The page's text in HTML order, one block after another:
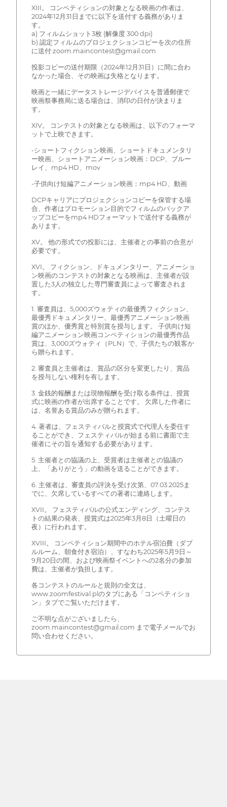
XIII。 コンペティションの対象となる映画の作者は、
2024年12月31日までに以下を送付する義務がありま
す。
a) フィルムショット3枚 (解像度 300 dpi)
b) 認定フィルムのプロジェクションコピーを次の住所
に送付:zoom.maincontest@gmail.com
投影コピーの送付期限（2024年12月31日）に間に合わ
なかった場合、その映画は失格となります。
映画と一緒にデータストレージデバイスを普通郵便で
映画祭事務局に送る場合は、消印の日付が決まりま
す。
XIV。 コンテストの対象となる映画は、以下のフォーマ
ットで上映できます。
-ショートフィクション映画、ショートドキュメンタリ
ー映画、ショートアニメーション映画：DCP、ブルー
レイ、mp4 HD、mov
-子供向け短編アニメーション映画：mp4 HD、動画
DCPキャリアにプロジェクションコピーを保管する場
合、作者はプロモーション目的でフィルムのバックア
ップコピーをmp4 HDフォーマットで送付する義務が
あります。
XV。 他の形式での投影には、主催者との事前の合意が
必要です。
XVI。 フィクション、ドキュメンタリー、アニメーショ
ン映画のコンテストの対象となる映画は、主催者が設
置した3人の独立した専門審査員によって審査されま
す。
1. 審査員は、5,000ズウォティの最優秀フィクション、
最優秀ドキュメンタリー、最優秀アニメーション映画
賞のほか、優秀賞と特別賞を授与します。 子供向け短
編アニメーション映画コンペティションの最優秀作品
賞は、3,000ズウォティ（PLN）で、子供たちの観客か
ら贈られます。
2. 審査員と主催者は、賞品の区分を変更したり、賞品
を授与しない権利を有します。
3. 金銭的報酬または現物報酬を受け取る条件は、授賞
式に映画の作者が出席することです。 欠席した作者に
は、名誉ある賞品のみが贈られます。
4. 著者は、フェスティバルと授賞式で代理人を委任す
ることができ、フェスティバルが始まる前に書面で主
催者にその旨を通知する必要があります。
5. 主催者との協議の上、受賞者は主催者との協議の
上、「ありがとう」の動画を送ることができます。
6. 主催者は、審査員の評決を受け次第、07.03.2025ま
でに、欠席しているすべての著者に連絡します。
XVII。 フェスティバルの公式エンディング、コンテス
トの結果の発表、授賞式は2025年3月8日（土曜日の
夜）に行われます。
XVIII。 コンペティション期間中のホテル宿泊費（ダブ
ルルーム、朝食付き宿泊）、すなわち2025年5月9日～
9月20日の間、および映画祭イベントへの2名分の参加
費は、主催者が負担します。
各コンテストのルールと規則の全文は、
www.zoomfestival.plのタブにある「コンペティショ
ン」タブでご覧いただけます。
ご不明な点がございましたら、
zoom.maincontest@gmail.com まで電子メールでお
問い合わせください。